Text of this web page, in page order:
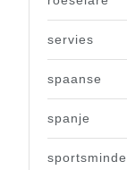
servies
spaanse
spanje